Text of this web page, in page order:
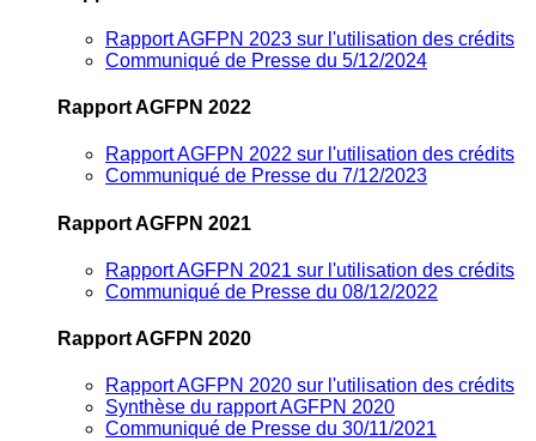
Rapport AGFPN 2023 sur l'utilisation des crédits
Communiqué de Presse du 5/12/2024
Rapport AGFPN 2022
Rapport AGFPN 2022 sur l'utilisation des crédits
Communiqué de Presse du 7/12/2023
Rapport AGFPN 2021
Rapport AGFPN 2021 sur l'utilisation des crédits
Communiqué de Presse du 08/12/2022
Rapport AGFPN 2020
Rapport AGFPN 2020 sur l'utilisation des crédits
Synthèse du rapport AGFPN 2020
Communiqué de Presse du 30/11/2021